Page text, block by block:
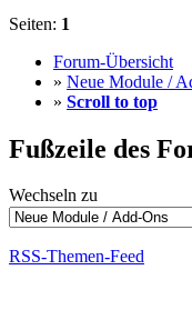
Seiten: 1
Forum-Übersicht
» Neue Module /
» Scroll to top
Fußzeile des
Wechseln zu
RSS-Themen-Feed